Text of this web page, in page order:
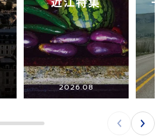
2026.08